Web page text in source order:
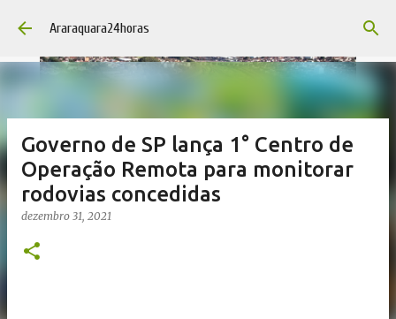
Pular para o conteúdo principal
Araraquara24horas
Governo de SP lança 1° Centro de
Operação Remota para monitorar
rodovias concedidas
dezembro 31, 2021